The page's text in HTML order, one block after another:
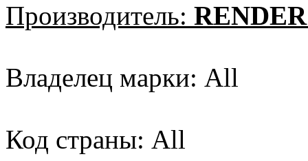
Производитель:
Владелец марки: All
Код страны: All